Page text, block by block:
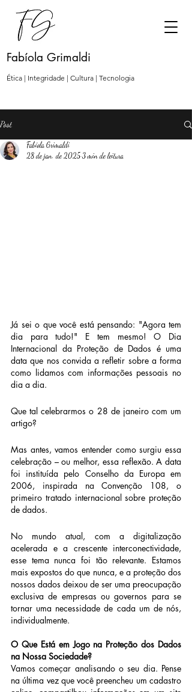
Fabíola Grimaldi
Ética | Integridade | Cultura | Tecnologia
Post
Fabíola Grimaldi
28 de jan. de 2025 3 min de leitura
Já sei o que você está pensando: "Agora tem
dia para tudo!" E tem mesmo! O Dia
Internacional da Proteção de Dados é uma
data que nos convida a refletir sobre a forma
como lidamos com informações pessoais no
dia a dia.
Que tal celebrarmos o 28 de janeiro com um
artigo?
Mas antes, vamos entender como surgiu essa
celebração – ou melhor, essa reflexão. A data
foi instituída pelo Conselho da Europa em
2006, inspirada na Convenção 108, o
primeiro tratado internacional sobre proteção
de dados.
No mundo atual, com a digitalização
acelerada e a crescente interconectividade,
esse tema nunca foi tão relevante. Estamos
mais expostos do que nunca, e a proteção dos
nossos dados deixou de ser uma preocupação
exclusiva de empresas ou governos para se
tornar uma necessidade de cada um de nós,
individualmente.
O Que Está em Jogo na Proteção dos Dados
na Nossa Sociedade?
Vamos começar analisando o seu dia. Pense
na última vez que você preencheu um cadastro